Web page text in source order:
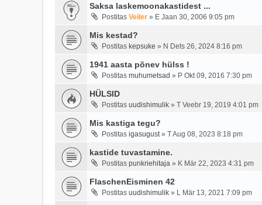
Saksa laskemoonakastidest ...
Postitas Veiler » E Jaan 30, 2006 9:05 pm
Mis kestad?
Postitas kepsuke » N Dets 26, 2024 8:16 pm
1941 aasta põnev hülss !
Postitas muhumetsad » P Okt 09, 2016 7:30 pm
HÜLSID
Postitas uudishimulik » T Veebr 19, 2019 4:01 pm
Mis kastiga tegu?
Postitas igasugust» T Aug 08, 2023 8:18 pm
kastide tuvastamine.
Postitas punkriehitaja » K Mär 22, 2023 4:31 pm
FlaschenEisminen 42
Postitas uudishimulik » L Mär 13, 2021 7:09 pm